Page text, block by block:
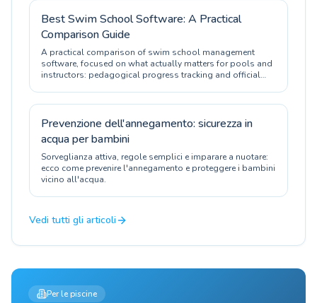
Best Swim School Software: A Practical
Comparison Guide
A practical comparison of swim school management
software, focused on what actually matters for pools and
instructors: pedagogical progress tracking and official
Prevenzione dell'annegamento: sicurezza in
acqua per bambini
Sorveglianza attiva, regole semplici e imparare a nuotare:
ecco come prevenire l'annegamento e proteggere i bambini
vicino all'acqua.
Vedi tutti gli articoli
Per le piscine